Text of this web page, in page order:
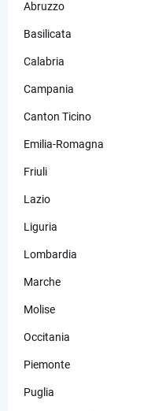
Abruzzo
Basilicata
Calabria
Campania
Canton Ticino
Emilia-Romagna
Friuli
Lazio
Liguria
Lombardia
Marche
Molise
Occitania
Piemonte
Puglia